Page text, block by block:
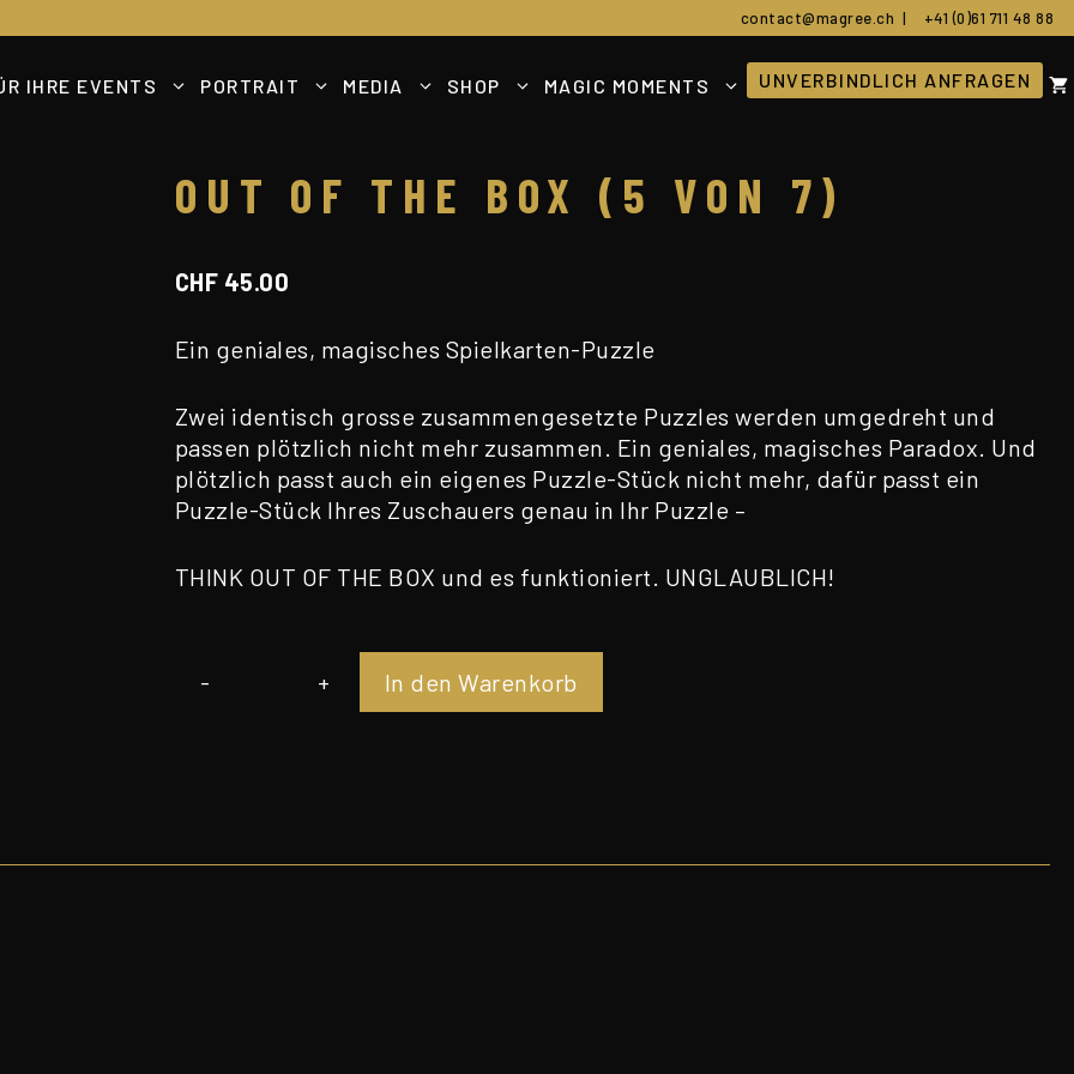
contact@magree.ch | +41 (0)61 711 48 88
IHRE EVENTS PORTRAIT MEDIA SHOP MAGIC MOMENTS UNVERBINDLICH ANFRAGEN
OUT OF THE BOX (5 VON 7)
CHF 45.00
Ein geniales, magisches Spielkarten-Puzzle
Zwei identisch grosse zusammengesetzte Puzzles werden umgedreht und
passen plötzlich nicht mehr zusammen. Ein geniales, magisches Paradox. Und
plötzlich passt auch ein eigenes Puzzle-Stück nicht mehr, dafür passt ein
Puzzle-Stück Ihres Zuschauers genau in Ihr Puzzle –
THINK OUT OF THE BOX und es funktioniert. UNGLAUBLICH!
In den Warenkorb